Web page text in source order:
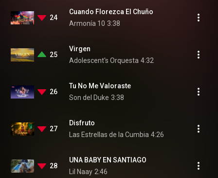
24
Cuando Florezca El Chuño
Armonía 10 3:38
25
Virgen
Adolescent's Orquesta 4:32
26
Tu No Me Valoraste
Son del Duke 3:38
27
Disfruto
Las Estrellas de la Cumbia 4:26
28
UNA BABY EN SANTIAGO
Lil Naay 2:46